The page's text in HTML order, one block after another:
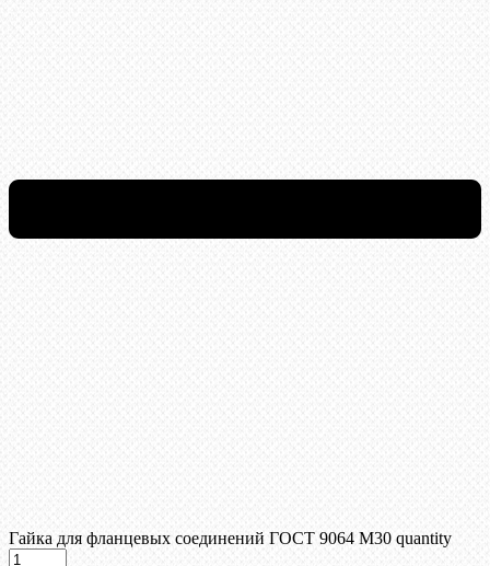
Гайка для фланцевых соединений ГОСТ 9064 М30 quantity